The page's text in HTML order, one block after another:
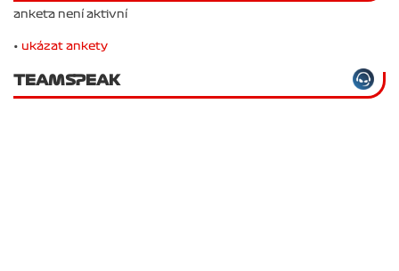
anketa není aktivní
• ukázat ankety
TEAMSPEAK